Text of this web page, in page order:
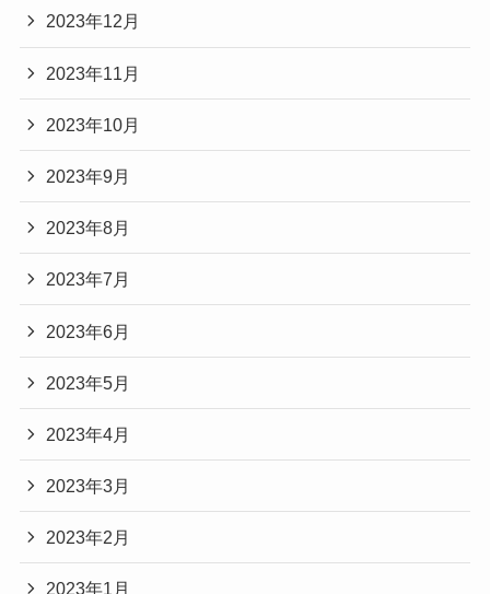
2023年12月
2023年11月
2023年10月
2023年9月
2023年8月
2023年7月
2023年6月
2023年5月
2023年4月
2023年3月
2023年2月
2023年1月